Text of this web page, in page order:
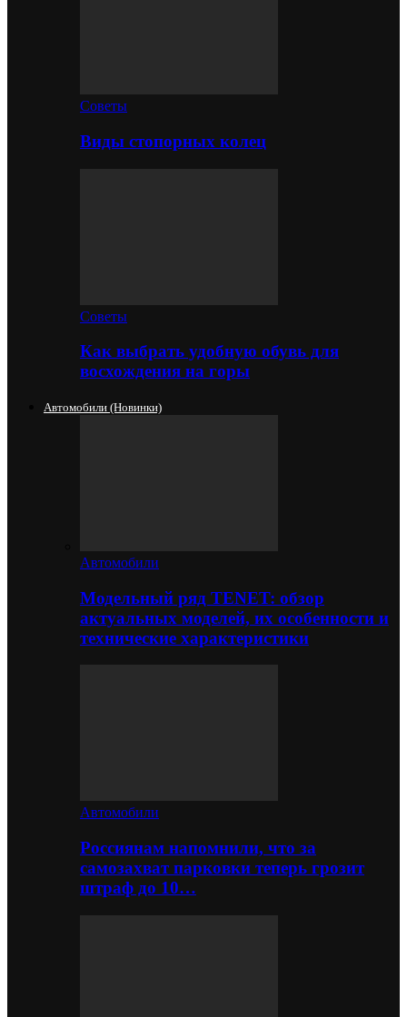
Советы
Виды стопорных колец
Советы
Как выбрать удобную обувь для
восхождения на горы
Автомобили (новинки)
Автомобили
Модельный ряд TENET: обзор
актуальных моделей, их особенности и
технические характеристики
Автомобили
Россиянам напомнили, что за
самозахват парковки теперь грозит
штраф до 10…